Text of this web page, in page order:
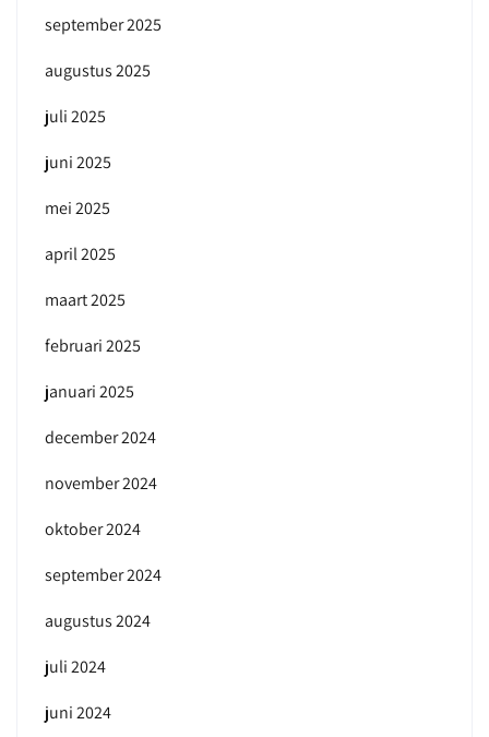
september 2025
augustus 2025
juli 2025
juni 2025
mei 2025
april 2025
maart 2025
februari 2025
januari 2025
december 2024
november 2024
oktober 2024
september 2024
augustus 2024
juli 2024
juni 2024